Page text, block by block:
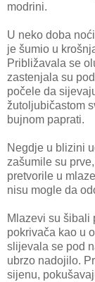
modrini.
U neko doba
je šumio u
Približavala se
zastenjala su
počele da
žutoljubičastom
bujnom paprati.
Negdje u blizini
zašumile su
pretvorile u
nisu mogle da
Mlazevi su šibali
pokrivača kao u
slijevala se pod
ubrzo nadojilo.
sijenu,